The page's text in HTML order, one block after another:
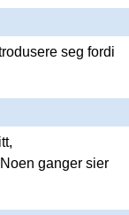
seg fordi
ganger sier